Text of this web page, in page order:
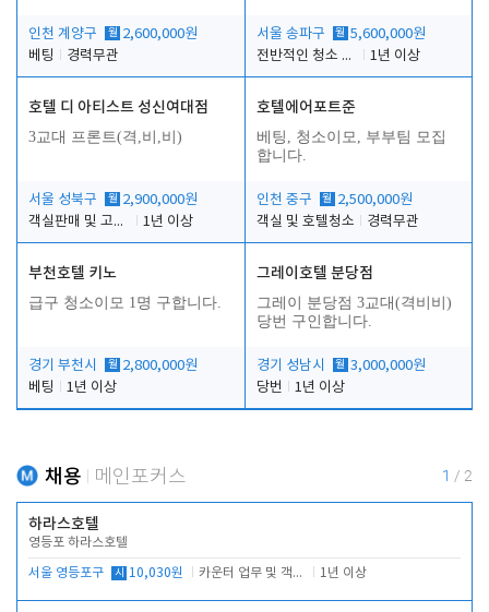
인천 계양구 월 2,600,000원
베팅
경력무관
서울 송파구 월 5,600,000원
전반적인 청소 업무(객실청소.객실정리)
1년 이상
호텔 디 아티스트 성신여대점
3교대 프론트(격,비,비)
서울 성북구 월 2,900,000원
객실판매 및 고객응대
1년 이상
호텔에어포트준
베팅, 청소이모, 부부팀 모집
합니다.
인천 중구 월 2,500,000원
객실 및 호텔청소
경력무관
부천호텔 키노
급구 청소이모 1명 구합니다.
경기 부천시 월 2,800,000원
베팅
1년 이상
그레이호텔 분당점
그레이 분당점 3교대(격비비)
당번 구인합니다.
경기 성남시 월 3,000,000원
당번
1년 이상
채용 메인포커스 1 / 2
하라스호텔
영등포 하라스호텔
서울 영등포구 시 10,030원 카운터 업무 및 객실관리(청소상태 확인, 객실판매) 1년 이상